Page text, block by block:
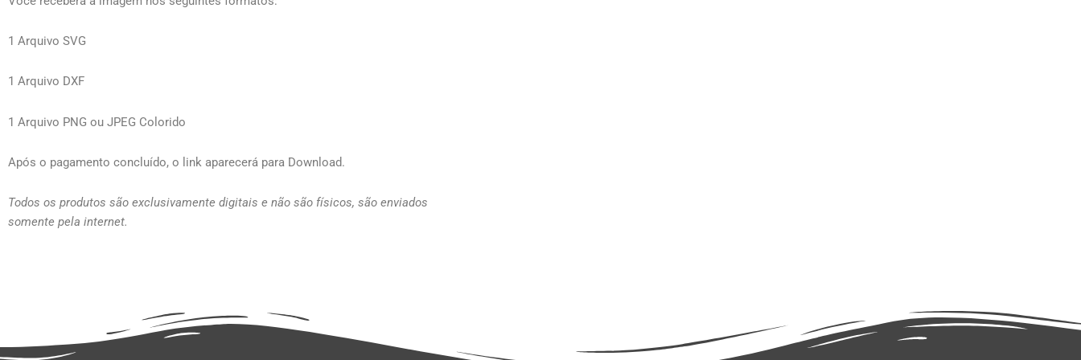
1 Arquivo SVG
1 Arquivo DXF
1 Arquivo PNG ou JPEG Colorido
Após o pagamento concluído, o link aparecerá para Download.
Todos os produtos são exclusivamente digitais e não são físicos, são enviados
somente pela internet.